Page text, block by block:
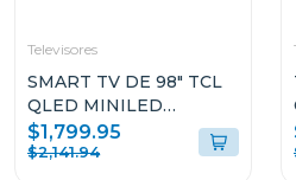
Televisores
SMART TV DE 98" TCL
QLED MINILED
GOOGLE TV 98C6
$1,799.95
$2,141.94